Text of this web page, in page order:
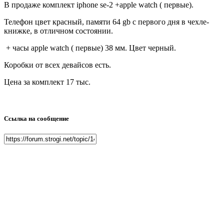
В продаже комплект iphone se-2 +apple watch ( первые).
Телефон цвет красный, памяти 64 gb с первого дня в чехле-
книжке, в отличном состоянии.
+ часы apple watch ( первые) 38 мм. Цвет черный.
Коробки от всех девайсов есть.
Цена за комплект 17 тыс.
Ссылка на сообщение